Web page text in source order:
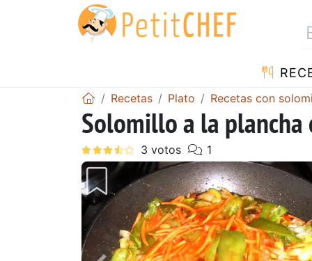
Recetas Plato Recetas con
Solomillo a la plancha